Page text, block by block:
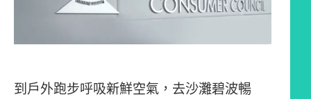
到戶外跑步呼吸新鮮空氣，去沙灘碧波暢